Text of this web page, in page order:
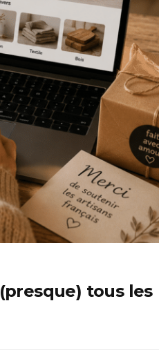
tous les